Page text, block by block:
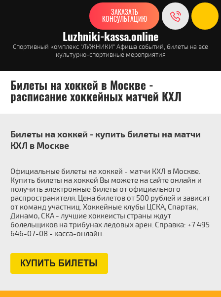
ЗАКАЗАТЬ
КОНСУЛЬТАЦИЮ
Luzhniki-kassa.online
Спортивный комплекс "ЛУЖНИКИ" Афиша событий, билеты на все
культурно-спортивные мероприятия
Билеты на хоккей в Москве -
расписание хоккейных матчей КХЛ
Билеты на хоккей - купить билеты на матчи
КХЛ в Москве
Официальные билеты нахоккей - матчи КХЛ в Москве.
Купить билеты на хоккей Вы можете на сайте онлайн и
получить электронные билеты от официального
распространителя. Цена билетов от 500 рублей и зависит
от команд участниц. Хоккейные клубы ЦСКА, Спартак,
Динамо, СКА - лучшие хоккеисты страны ждут
болельщиков на трибунах ледовых арен. Справка: +7 495
646-07-08 - касса-онлайн.